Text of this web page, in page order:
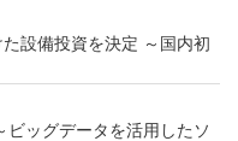
設備投資を決定 ～国内初
ッグデータを活用したソ